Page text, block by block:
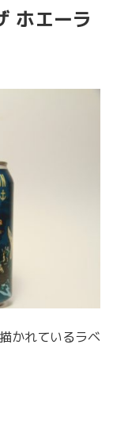
ホエーラ
かれているラベ